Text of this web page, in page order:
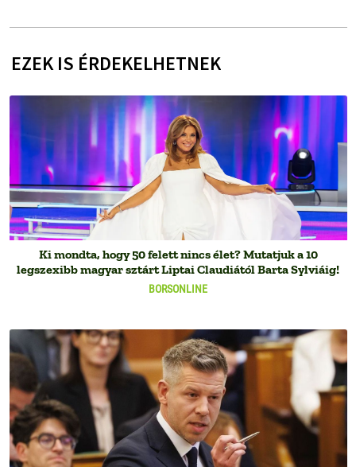
EZEK IS ÉRDEKELHETNEK
BORSONLINE
Ki mondta, hogy 50 felett nincs élet? Mutatjuk a 10
legszexibb magyar sztárt Liptai Claudiától Barta Sylviáig!